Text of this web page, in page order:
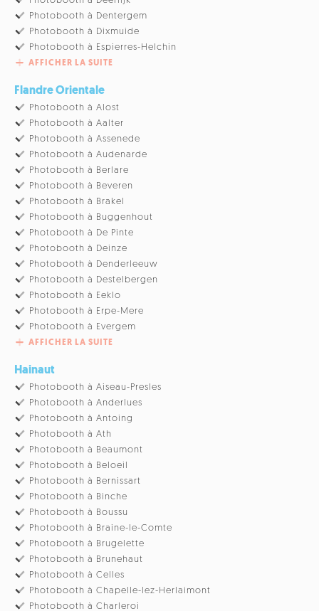
Photobooth à Dentergem
Photobooth à Dixmuide
Photobooth à Espierres-Helchin
AFFICHER LA SUITE
Flandre Orientale
Photobooth à Alost
Photobooth à Aalter
Photobooth à Assenede
Photobooth à Audenarde
Photobooth à Berlare
Photobooth à Beveren
Photobooth à Brakel
Photobooth à Buggenhout
Photobooth à De Pinte
Photobooth à Deinze
Photobooth à Denderleeuw
Photobooth à Destelbergen
Photobooth à Eeklo
Photobooth à Erpe-Mere
Photobooth à Evergem
AFFICHER LA SUITE
Hainaut
Photobooth à Aiseau-Presles
Photobooth à Anderlues
Photobooth à Antoing
Photobooth à Ath
Photobooth à Beaumont
Photobooth à Beloeil
Photobooth à Bernissart
Photobooth à Binche
Photobooth à Boussu
Photobooth à Braine-le-Comte
Photobooth à Brugelette
Photobooth à Brunehaut
Photobooth à Celles
Photobooth à Chapelle-lez-Herlaimont
Photobooth à Charleroi